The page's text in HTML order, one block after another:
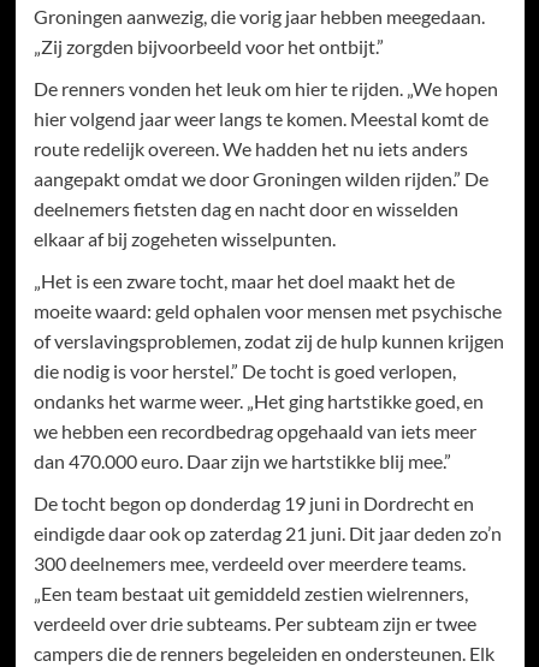
Groningen aanwezig, die vorig jaar hebben meegedaan.
„Zij zorgden bijvoorbeeld voor het ontbijt.”
De renners vonden het leuk om hier te rijden. „We hopen
hier volgend jaar weer langs te komen. Meestal komt de
route redelijk overeen. We hadden het nu iets anders
aangepakt omdat we door Groningen wilden rijden.” De
deelnemers fietsten dag en nacht door en wisselden
elkaar af bij zogeheten wisselpunten.
„Het is een zware tocht, maar het doel maakt het de
moeite waard: geld ophalen voor mensen met psychische
of verslavingsproblemen, zodat zij de hulp kunnen krijgen
die nodig is voor herstel.” De tocht is goed verlopen,
ondanks het warme weer. „Het ging hartstikke goed, en
we hebben een recordbedrag opgehaald van iets meer
dan 470.000 euro. Daar zijn we hartstikke blij mee.”
De tocht begon op donderdag 19 juni in Dordrecht en
eindigde daar ook op zaterdag 21 juni. Dit jaar deden zo’n
300 deelnemers mee, verdeeld over meerdere teams.
„Een team bestaat uit gemiddeld zestien wielrenners,
verdeeld over drie subteams. Per subteam zijn er twee
campers die de renners begeleiden en ondersteunen. Elk